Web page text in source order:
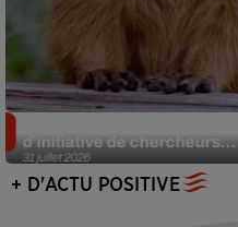
31 juillet 2026
d’initiative de chercheurs...
+ D'ACTU POSITIVE